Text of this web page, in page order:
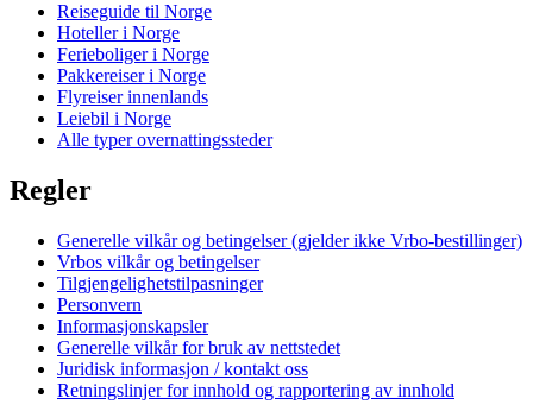
Reiseguide til Norge
Hoteller i Norge
Ferieboliger i Norge
Pakkereiser i Norge
Flyreiser innenlands
Leiebil i Norge
Alle typer overnattingssteder
Regler
Generelle vilkår og betingelser (gjelder ikke Vrbo-bestillinger)
Vrbos vilkår og betingelser
Tilgjengelighetstilpasninger
Personvern
Informasjonskapsler
Generelle vilkår for bruk av nettstedet
Juridisk informasjon / kontakt oss
Retningslinjer for innhold og rapportering av innhold